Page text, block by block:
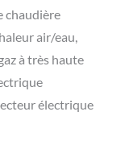
chaudière
air/eau,
à très haute
électrique